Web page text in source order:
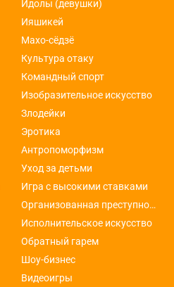
Идолы (девушки)
Ияшикей
Махо-сёдзё
Культура отаку
Командный спорт
Изобразительное искусство
Злодейки
Эротика
Антропоморфизм
Уход за детьми
Игра с высокими ставками
Организованная преступность
Исполнительское искусство
Обратный гарем
Шоу-бизнес
Видеоигры